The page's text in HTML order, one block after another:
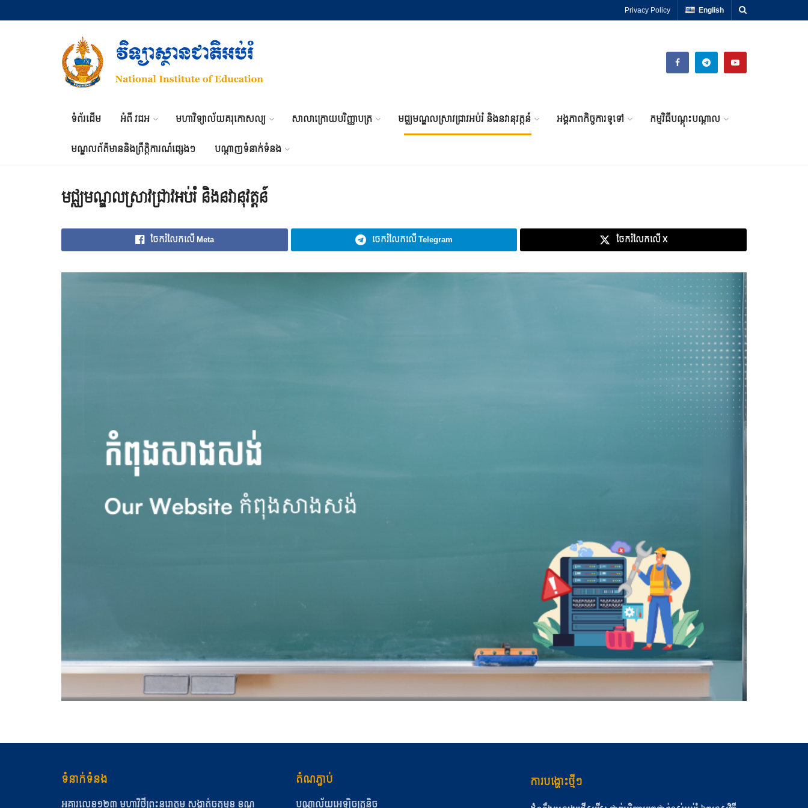
Privacy Policy English
ទំព័រដើម អំពី វជអ មហាវិទ្យាល័យគរុកោសល្យ សាលាក្រោយបរិញ្ញាបត្រ មជ្ឈមណ្ឌលស្រាវជ្រាវអប់រំ និងនវានុវត្តន៍ អង្គភាពកិច្ចការទូទៅ
កម្មវិធីបណ្តុះបណ្តាល
មណ្ឌលព័ត៌មាននិងព្រឹត្តិការណ៍ផ្សេងៗ
បណ្តាញទំនាក់ទំនង
មជ្ឈមណ្ឌលស្រាវជ្រាវអប់រំ និងនវានុវត្តន៍
ចែករំលែកលើ Meta ចេករំលែកលើ Telegram ចែករំលែកលើ X
ទំនាក់ទំនង
អគារលេខ១២៣ មហាវិថីព្រះនរោត្ដម សង្កាត់ចតុមុខ​ ខណ្ឌ
តំណភ្ជាប់
បណ្ណាល័យអេឡិចត្រូនិច
ការបង្ហោះថ្មីៗ